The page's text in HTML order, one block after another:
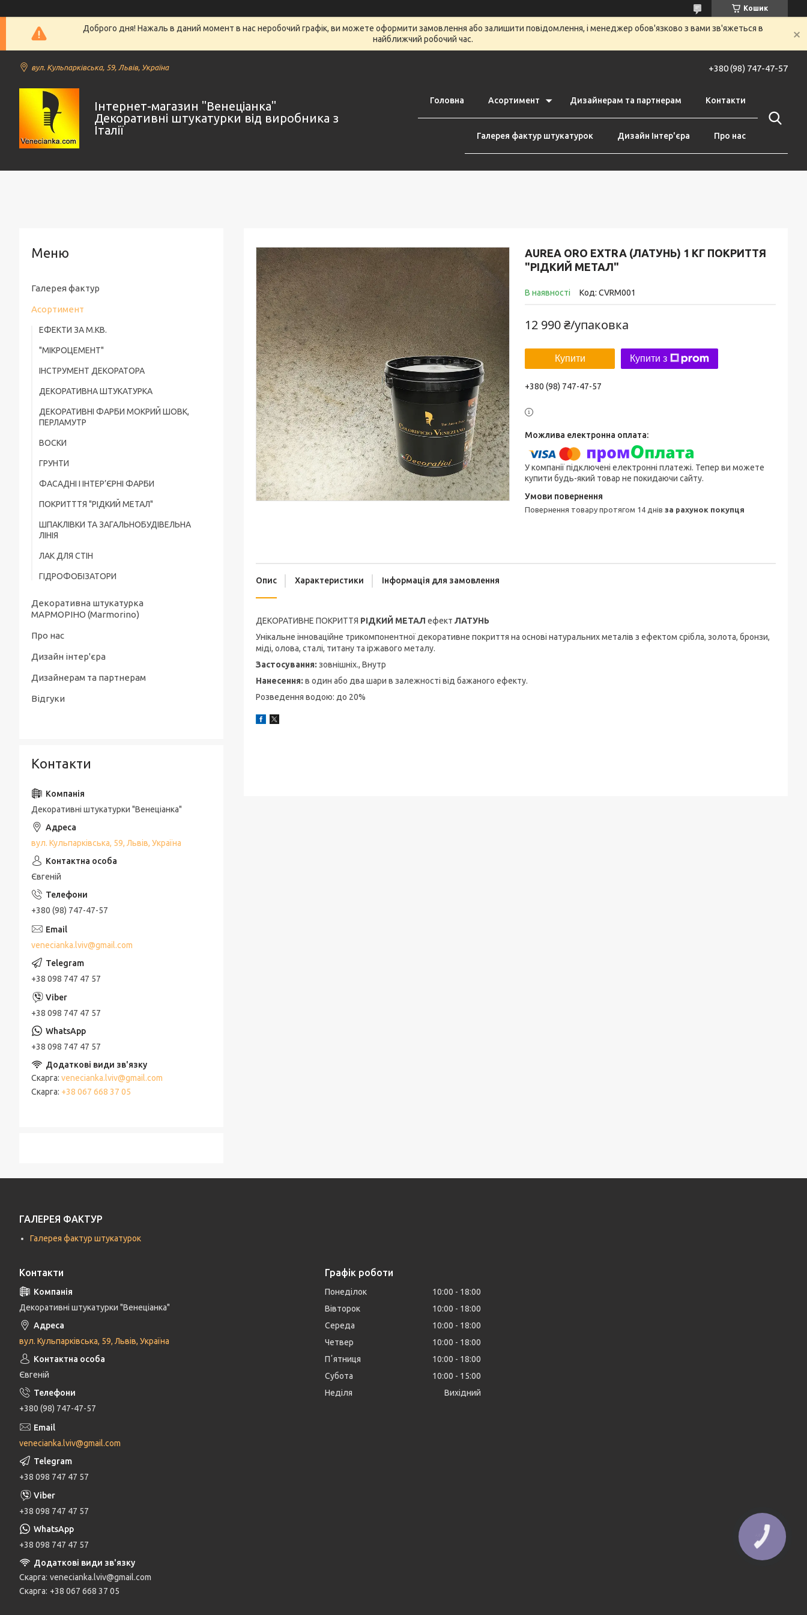
Кошик
Доброго дня! Нажаль в даний момент в нас неробочий графік, ви можете оформити замовлення або залишити повідомлення, і менеджер обов'язково з вами зв'яжеться в
найближчий робочий час.
вул. Кульпарківська, 59, Львів, Україна +380 (98) 747-47-57
Інтернет-магазин "Венеціанка"
Декоративні штукатурки від виробника з
Італії
Головна Асортимент Дизайнерам та партнерам Контакти
Галерея фактур штукатурок Дизайн Інтер'єра Про нас
AUREA ORO EXTRA (ЛАТУНЬ) 1 КГ ПОКРИТТЯ
"РІДКИЙ МЕТАЛ"
В наявності Код: CVRM001
12 990 ₴/упаковка
Купити Купити з
+380 (98) 747-47-57
У компанії підключені електронні платежі. Тепер ви можете
купити будь-який товар не покидаючи сайту.
повернення товару протягом 14 днів за рахунок покупця
Опис Характеристики Інформація для замовлення
ДЕКОРАТИВНЕ ПОКРИТТЯ РІДКИЙ МЕТАЛ ефект ЛАТУНЬ
Унікальне інноваційне трикомпонентної декоративне покриття на основі натуральних металів з ефектом срібла, золота, бронзи,
міді, олова, сталі, титану та іржавого металу.
Застосування: зовнішніх., Внутр
Нанесення: в один або два шари в залежності від бажаного ефекту.
Розведення водою: до 20%
Галерея фактур
Асортимент
ЕФЕКТИ ЗА М.КВ.
"МІКРОЦЕМЕНТ"
ІНСТРУМЕНТ ДЕКОРАТОРА
ДЕКОРАТИВНА ШТУКАТУРКА
ДЕКОРАТИВНІ ФАРБИ МОКРИЙ ШОВК,
ПЕРЛАМУТР
ВОСКИ
ГРУНТИ
ФАСАДНІ І ІНТЕР’ЄРНІ ФАРБИ
ПОКРИТТТЯ "РІДКИЙ МЕТАЛ"
ШПАКЛІВКИ ТА ЗАГАЛЬНОБУДІВЕЛЬНА
ЛІНІЯ
ЛАК ДЛЯ СТІН
ГІДРОФОБІЗАТОРИ
Декоративна штукатурка
МАРМОРІНО (Marmorino)
Про нас
Дизайн інтер'єра
Дизайнерам та партнерам
Відгуки
Контакти
Декоративні штукатурки "Венеціанка"
вул. Кульпарківська, 59, Львів, Україна
Євгеній
+380 (98) 747-47-57
venecianka.lviv@gmail.com
+38 098 747 47 57
+38 098 747 47 57
+38 098 747 47 57
Скарга venecianka.lviv@gmail.com
Скарга +38 067 668 37 05
ГАЛЕРЕЯ ФАКТУР
Галерея фактур штукатурок
Контакти
Декоративні штукатурки "Венеціанка"
вул. Кульпарківська, 59, Львів, Україна
Євгеній
+380 (98) 747-47-57
venecianka.lviv@gmail.com
+38 098 747 47 57
+38 098 747 47 57
+38 098 747 47 57
Скарга venecianka.lviv@gmail.com
Скарга +38 067 668 37 05
Графік роботи
Понеділок 10:00
18:00
Вівторок
10:00
18:00
Середа
10:00
18:00
Четвер
10:00
18:00
Пʼятниця
10:00
18:00
Субота
10:00
15:00
Неділя
Вихідний